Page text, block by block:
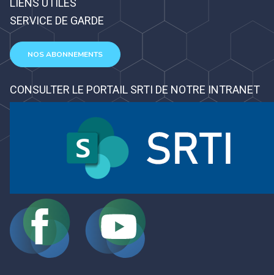
LIENS UTILES
SERVICE DE GARDE
NOS ABONNEMENTS
CONSULTER LE PORTAIL SRTI DE NOTRE INTRANET